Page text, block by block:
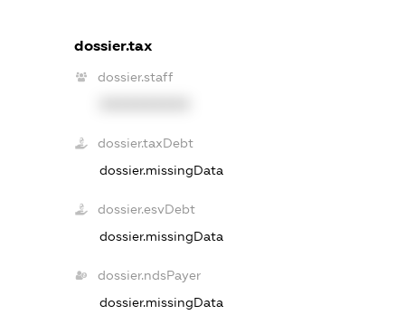
dossier.tax
dossier.staff
dossier.taxDebt
dossier.missingData
dossier.esvDebt
dossier.missingData
dossier.ndsPayer
dossier.missingData